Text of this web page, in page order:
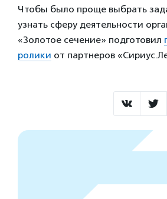
Чтобы было проще выбрать
узнать сферу деятельности
«Золотое сечение» подготовил
ролики от партнеров